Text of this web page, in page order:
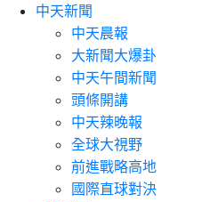
中天新聞
中天晨報
大新聞大爆卦
中天午間新聞
頭條開講
中天辣晚報
全球大視野
前進戰略高地
國際直球對決